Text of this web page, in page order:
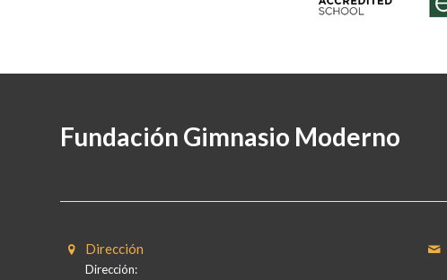
Fundación Gimnasio Moderno
Dirección
Dirección: